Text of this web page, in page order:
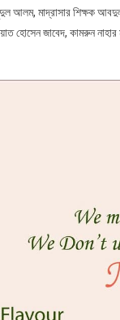
আলম, মাদ্রাসার শিক্ষক
হোসেন জাবেদ, কামরুন